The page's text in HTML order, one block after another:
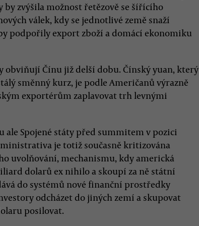
by zvýšila možnost řetězově se šířícího
válek, kdy se jednotlivé země snaží
podpořily export zboží a domácí ekonomiku
obviňují Čínu již delší dobu. Čínský yuan, který
směnný kurz, je podle Američanů výrazně
exportérům zaplavovat trh levnými
Spojené státy před summitem v pozici
je totiž současně kritizována
uvolňování, mechanismu, kdy americká
dolarů ex nihilo a skoupí za ně státní
do systémů nové finanční prostředky
odcházet do jiných zemí a skupovat
posilovat.